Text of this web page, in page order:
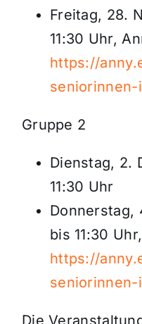
Freitag, 28.
11:30 Uhr,
https://
seniorinnen-
Gruppe 2
Dienstag, 2.
11:30 Uhr
Donnerstag,
bis 11:30
https://
seniorinnen-